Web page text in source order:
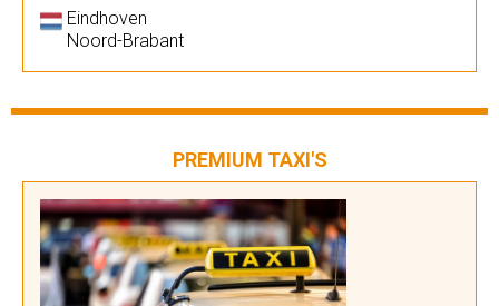
Eindhoven
Noord-Brabant
PREMIUM TAXI'S